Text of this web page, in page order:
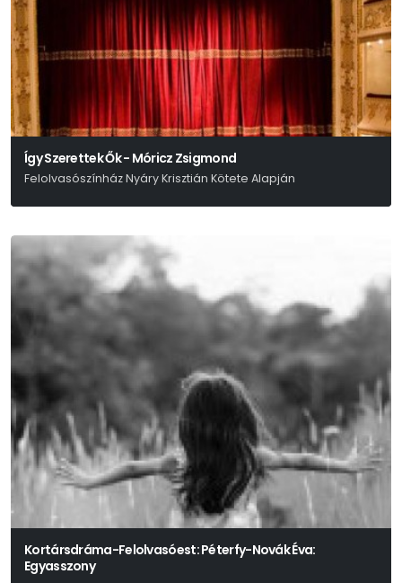
Így Szerettek Ők - Móricz Zsigmond
Felolvasószínház Nyáry Krisztián Kötete Alapján
Kortársdráma-Felolvasóest: Péterfy-Novák Éva:
Egyasszony